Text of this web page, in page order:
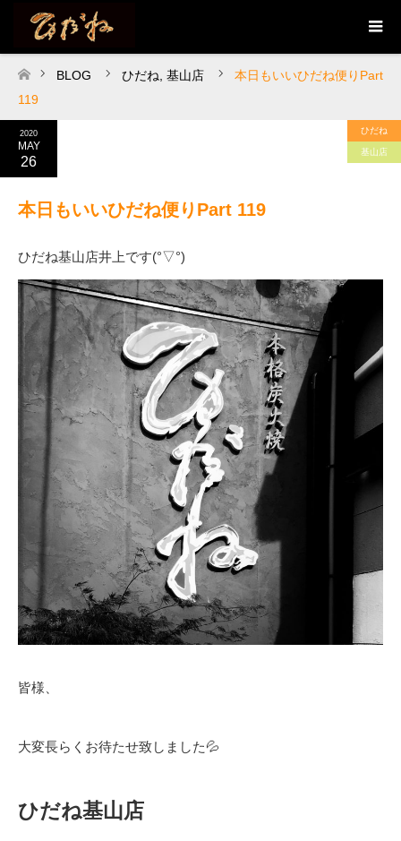
ホーム
BLOG ひだね 基山店
本日もいいひだね便りPart
119
2020
MAY
26
ひだね
基山店
本日もいいひだね便りPart 119
ひだね基山店井上です(°▽°)
皆様、
大変長らくお待たせ致しました💦
ひだね基山店